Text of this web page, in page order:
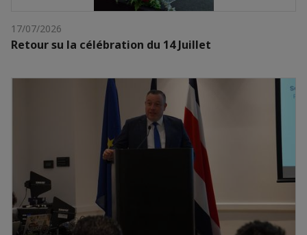
17/07/2026
Retour su la célébration du 14 Juillet